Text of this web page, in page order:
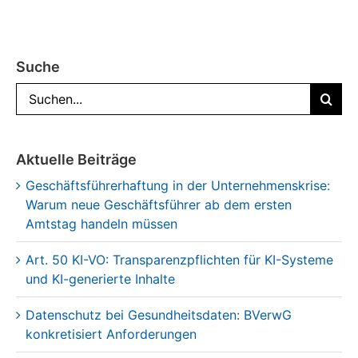
nach:
Aktuelle Beiträge
Warum neue Geschäftsführer ab dem ersten
Art. 50 KI-VO: Transparenzpflichten für KI-Systeme
und KI-generierte Inhalte
Datenschutz bei Gesundheitsdaten: BVerwG
konkretisiert Anforderungen
Hinweisgeberschutz bei Kündigung: BAG verlangt
Kausalität zwischen Meldung und Benachteiligung